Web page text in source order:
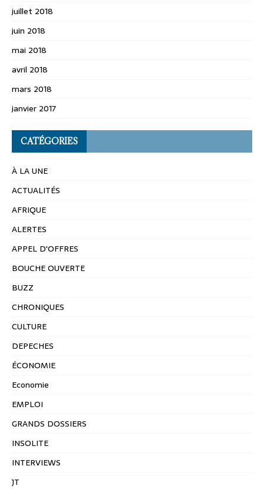
juillet 2018
juin 2018
mai 2018
avril 2018
mars 2018
janvier 2017
CATÉGORIES
À LA UNE
ACTUALITÉS
AFRIQUE
ALERTES
APPEL D'OFFRES
BOUCHE OUVERTE
BUZZ
CHRONIQUES
CULTURE
DEPECHES
ÉCONOMIE
Economie
EMPLOI
GRANDS DOSSIERS
INSOLITE
INTERVIEWS
JT